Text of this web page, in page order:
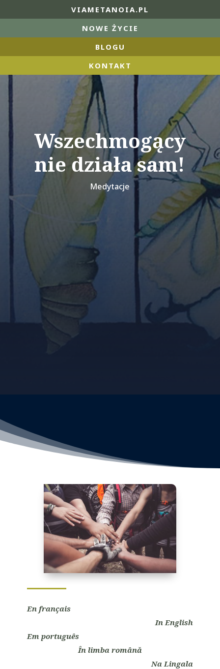
VIAMETANOIA.PL
NOWE ŻYCIE
BLOGU
KONTAKT
Wszechmogący
nie działa sam!
Medytacje
En français
In English
Em português
În limba română
Na Lingala